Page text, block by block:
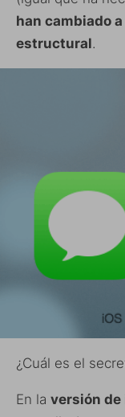
han cambiado
estructural.
¿Cuál es el
En la versión de